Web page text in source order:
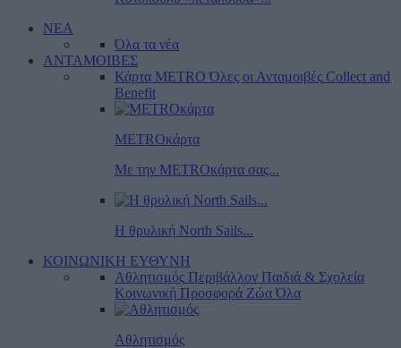
ΝΕΑ
Όλα τα νέα
ΑΝΤΑΜΟΙΒΕΣ
Κάρτα METRO Όλες οι Ανταμοιβές Collect and
Benefit
METROκάρτα
Με την METROκάρτα σας...
Η θρυλική North Sails...
ΚΟΙΝΩΝΙΚΗ ΕΥΘΥΝΗ
Αθλητισμός Περιβάλλον Παιδιά & Σχολεία
Κοινωνική Προσφορά Ζώα Όλα
Αθλητισμός